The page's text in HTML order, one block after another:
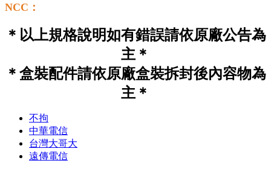
NCC：
＊以上規格說明如有錯誤請依原廠公告為
主＊
＊盒裝配件請依原廠盒裝拆封後內容物為
主＊
不拘
中華電信
台灣大哥大
遠傳電信